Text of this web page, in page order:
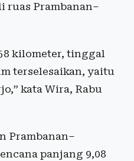
ruas Prambanan–
kilometer, tinggal
terselesaikan, yaitu
kata Wira, Rabu
Prambanan–
panjang 9,08